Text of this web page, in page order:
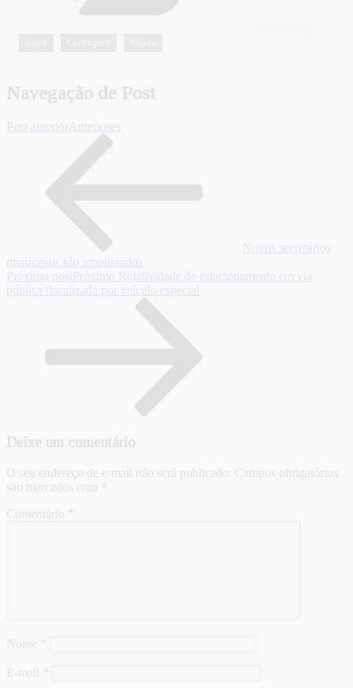
Navegação de Post
Post anterior Anteriores
Novos secretários
municipais são empossados
Próximo post Próximo Rotatividade de estacionamento em via
pública fiscalizada por veículo especial
Deixe um comentário
O seu endereço de e-mail não será publicado. Campos obrigatórios
são marcados com
Comentário
Nome
E-mail